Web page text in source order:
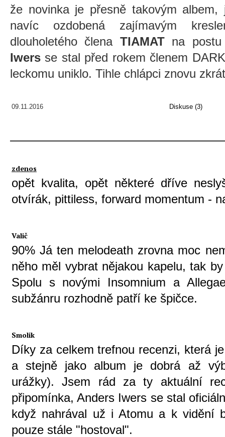
že novinka je přesně takovým
navíc ozdobená zajímavým
dlouholetého člena TIAMAT na
Iwers se stal před rokem členem
leckomu uniklo. Tihle chlápci znovu
09.11.2016 Diskuse (3)
zdenos
opět kvalita, opět některé dříve
otvírák, pittiless, forward momentum -
Valič
90% Já ten melodeath zrovna moc
něho měl vybrat nějakou kapelu, tak
Spolu s novými Insomnium a
subžánru rozhodně patří ke špičce.
Smolik
Díky za celkem trefnou recenzi, která
a stejně jako album je dobrá až
urážky). Jsem rád za ty aktuální
připomínka, Anders Iwers se stal
když nahrával už i Atomu a k vidění
pouze stále "hostoval".